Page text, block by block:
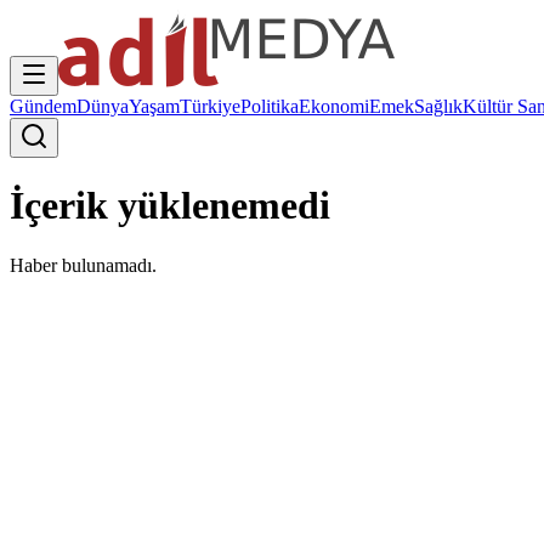
GündemDünyaYaşamTürkiyePolitikaEkonomiEmekSağlıkKültür
İçerik yüklenemedi
Haber bulunamadı.